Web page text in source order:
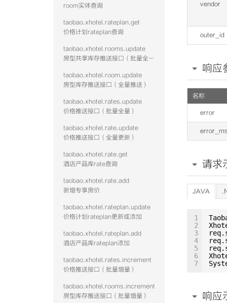
room实体查询
taobao.xhotel.rateplan.get
价格计划rateplan查询
taobao.xhotel.rooms.update
房型共享库存推送接口（批量全量）
taobao.xhotel.room.update
房型库存推送接口（全量推送）
taobao.xhotel.rates.update
价格推送接口（批量全量）
taobao.xhotel.rate.update
价格推送接口（全量更新）
taobao.xhotel.rate.get
酒店产品库rate查询
taobao.xhotel.rate.add
新增专享房价
taobao.xhotel.rateplan.update
价格计划rateplan更新或添加
taobao.xhotel.rateplan.add
酒店产品库rateplan添加
taobao.xhotel.rates.increment
价格推送接口（批量增量）
taobao.xhotel.rooms.increment
房型库存推送接口（批量增量）
vendor
outer_id
响应
名称
error
请求
JAVA
1
2
3
4
5
6
7
响应